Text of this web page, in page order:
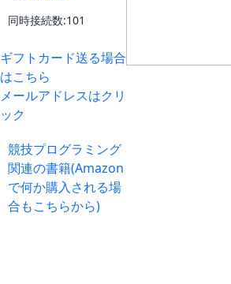
同時接続数:101
ギフトカード送る場合
はこちら
メールアドレスはクリ
ック
競技プログラミング
関連の書籍(Amazon
で何か購入される場
合もこちらから)